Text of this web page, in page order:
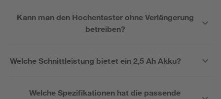
Kann man den Hochentaster ohne Verlängerung
betreiben?
Welche Schnittleistung bietet ein 2,5 Ah Akku?
Welche Spezifikationen hat die passende